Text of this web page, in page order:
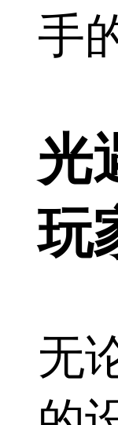
手
光
玩
无